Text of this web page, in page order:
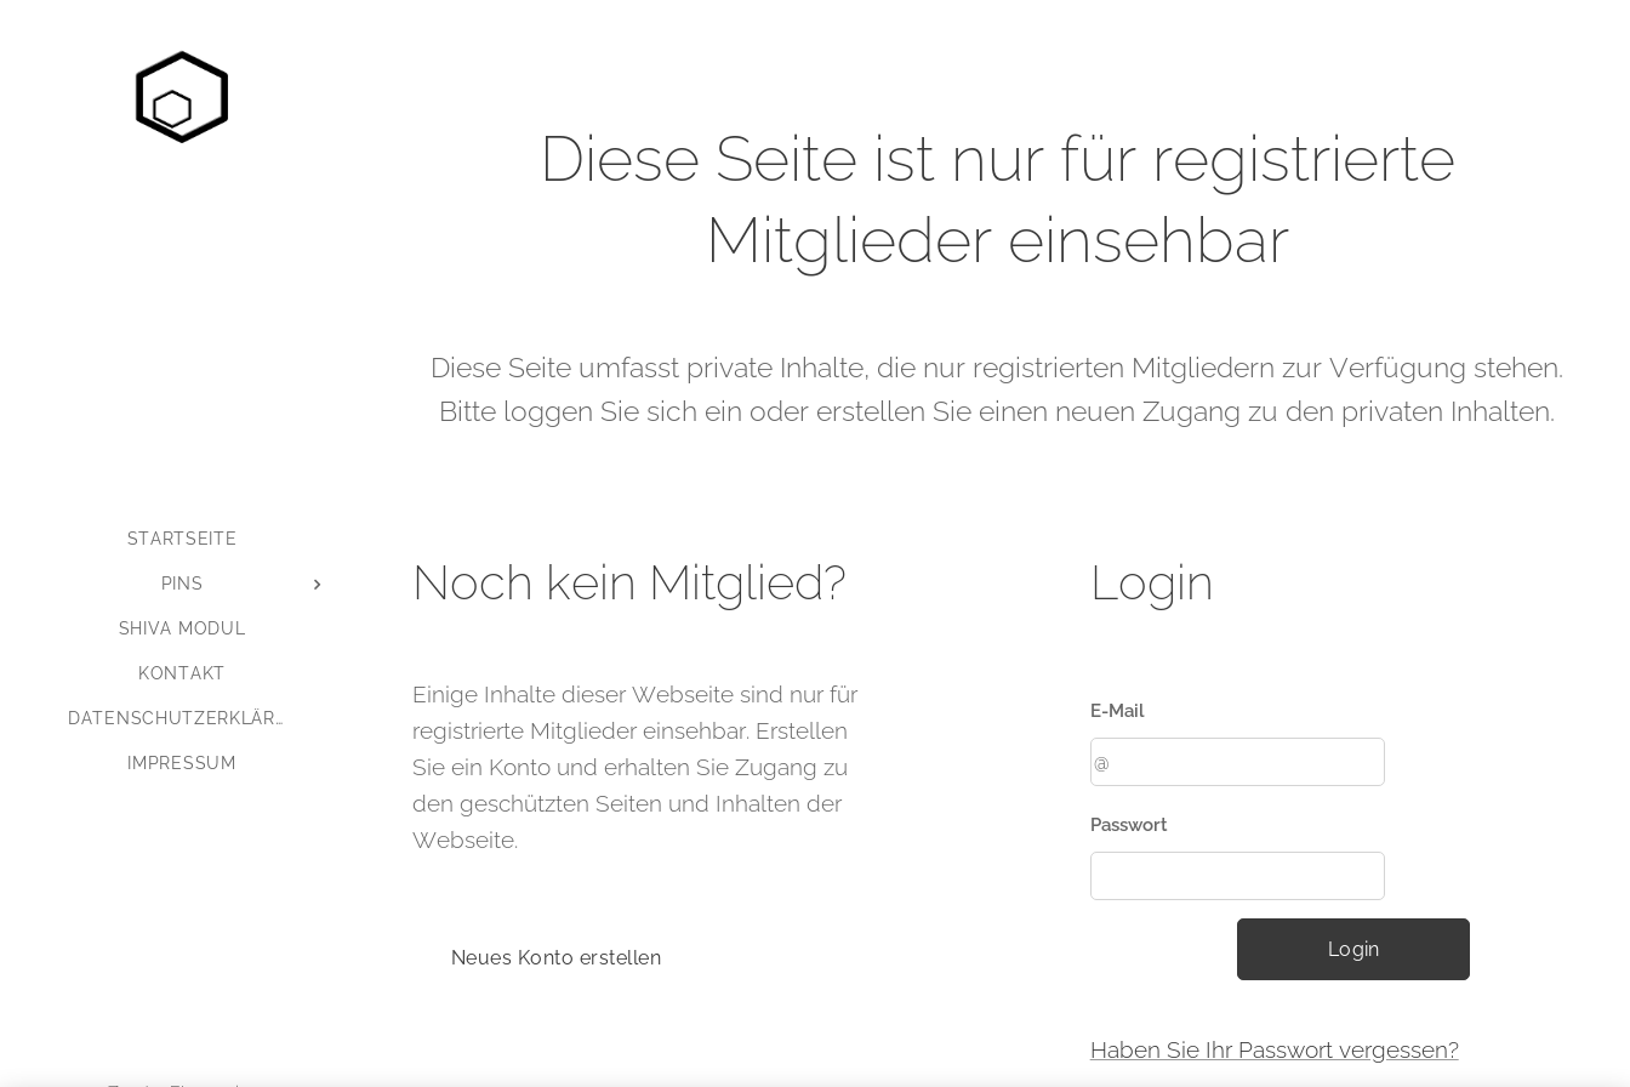
STARTSEITE
PINS
SHIVA MODUL
KONTAKT
DATENSCHUTZERKLÄRUNG
IMPRESSUM
Diese Seite ist nur für registrierte
Mitglieder einsehbar
Diese Seite umfasst private Inhalte, die nur registrierten Mitgliedern zur Verfügung stehen.
Bitte loggen Sie sich ein oder erstellen Sie einen neuen Zugang zu den privaten Inhalten.
Noch kein Mitglied?
Einige Inhalte dieser Webseite sind nur für
registrierte Mitglieder einsehbar. Erstellen
Sie ein Konto und erhalten Sie Zugang zu
den geschützten Seiten und Inhalten der
Webseite.
Neues Konto erstellen
Login
E-Mail
Passwort
Login
Haben Sie Ihr Passwort vergessen?